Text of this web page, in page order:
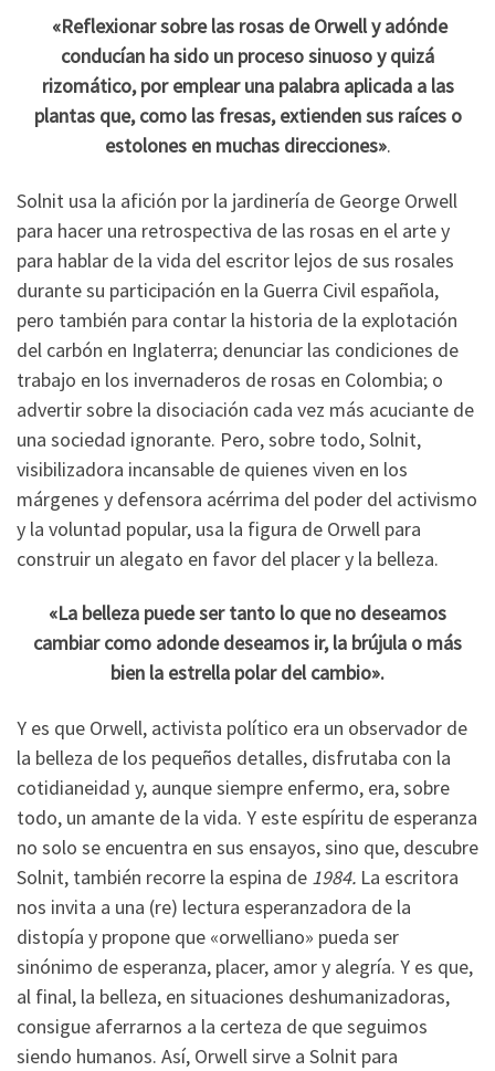
«Reflexionar sobre las rosas de Orwell y adónde
conducían ha sido un proceso sinuoso y quizá
rizomático, por emplear una palabra aplicada a las
plantas que, como las fresas, extienden sus raíces o
estolones en muchas direcciones».
Solnit usa la afición por la jardinería de George Orwell
para hacer una retrospectiva de las rosas en el arte y
para hablar de la vida del escritor lejos de sus rosales
durante su participación en la Guerra Civil española,
pero también para contar la historia de la explotación
del carbón en Inglaterra; denunciar las condiciones de
trabajo en los invernaderos de rosas en Colombia; o
advertir sobre la disociación cada vez más acuciante de
una sociedad ignorante. Pero, sobre todo, Solnit,
visibilizadora incansable de quienes viven en los
márgenes y defensora acérrima del poder del activismo
y la voluntad popular, usa la figura de Orwell para
construir un alegato en favor del placer y la belleza.
«La belleza puede ser tanto lo que no deseamos
cambiar como adonde deseamos ir, la brújula o más
bien la estrella polar del cambio».
Y es que Orwell, activista político era un observador de
la belleza de los pequeños detalles, disfrutaba con la
cotidianeidad y, aunque siempre enfermo, era, sobre
todo, un amante de la vida. Y este espíritu de esperanza
no solo se encuentra en sus ensayos, sino que, descubre
Solnit, también recorre la espina de 1984. La escritora
nos invita a una (re) lectura esperanzadora de la
distopía y propone que «orwelliano» pueda ser
sinónimo de esperanza, placer, amor y alegría. Y es que,
al final, la belleza, en situaciones deshumanizadoras,
consigue aferrarnos a la certeza de que seguimos
siendo humanos. Así, Orwell sirve a Solnit para